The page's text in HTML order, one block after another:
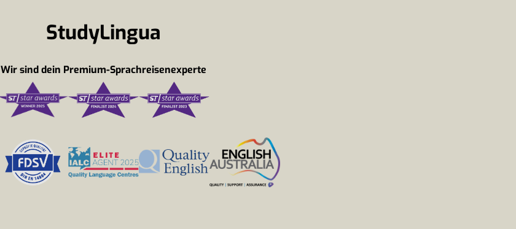
StudyLingua
Wir sind dein Premium-Sprachreisenexperte